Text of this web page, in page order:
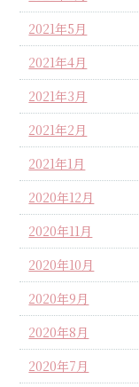
2021年5月
2021年4月
2021年3月
2021年2月
2021年1月
2020年12月
2020年11月
2020年10月
2020年9月
2020年8月
2020年7月